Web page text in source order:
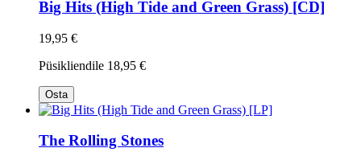
Big Hits (High Tide and Green Grass) [CD]
19,95 €
Püsikliendile 18,95 €
Osta
The Rolling Stones